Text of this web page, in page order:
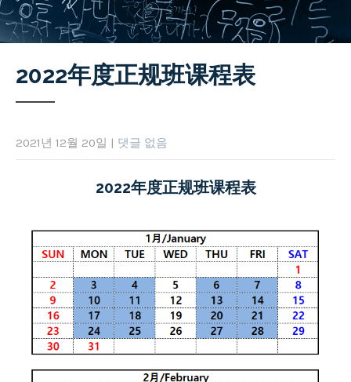
2022年度正规班课程表
2021년 12월 20일 | 댓글 없음
2022年度正规班课程表